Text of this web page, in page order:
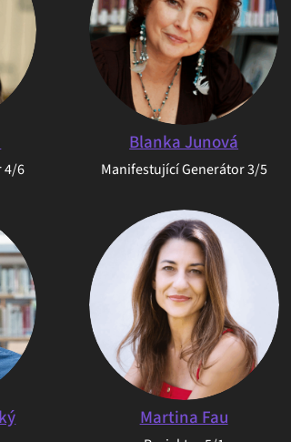
4/6
Blanka Junová
Manifestující Generátor 3/5
Martina Fau